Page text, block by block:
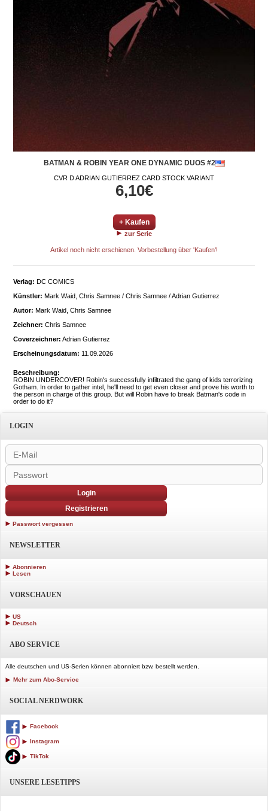
BATMAN & ROBIN YEAR ONE DYNAMIC DUOS #2
CVR D ADRIAN GUTIERREZ CARD STOCK VARIANT
6,10€
+ Kaufen
zur Serie
Artikel noch nicht erschienen. Vorbestellung über 'Kaufen'!
Verlag: DC COMICS
Künstler: Mark Waid, Chris Samnee / Chris Samnee / Adrian Gutierrez
Autor: Mark Waid, Chris Samnee
Zeichner: Chris Samnee
Coverzeichner: Adrian Gutierrez
Erscheinungsdatum: 11.09.2026
Beschreibung:
ROBIN UNDERCOVER! Robin's successfully infiltrated the gang of kids terrorizing
Gotham. In order to gather intel, he'll need to get even closer and prove his worth to
the person in charge of this group. But will Robin have to break Batman's code in
order to do it?
LOGIN
Login
Registrieren
Passwort vergessen
NEWSLETTER
Abonnieren
Lesen
VORSCHAUEN
US
Deutsch
ABO SERVICE
Alle deutschen und US-Serien können abonniert bzw. bestellt werden.
Mehr zum Abo-Service
SOCIAL NERDWORK
Facebook
Instagram
TikTok
UNSERE LESETIPPS